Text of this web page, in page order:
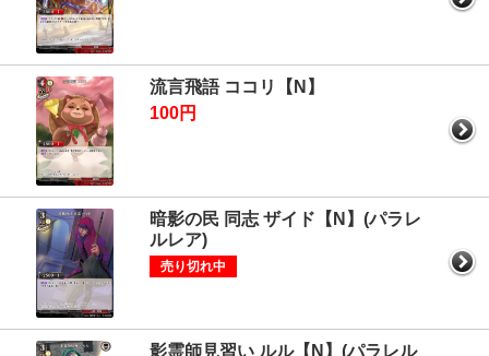
流言飛語 ココリ【N】
100円
暗影の民 同志 ザイド【N】(パラレ
ルレア)
売り切れ中
影霊師見習い ルル【N】(パラレル